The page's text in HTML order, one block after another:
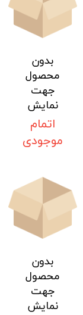
بدون
محصول
جهت
نمایش
اتمام
موجودی
بدون
محصول
جهت
نمایش